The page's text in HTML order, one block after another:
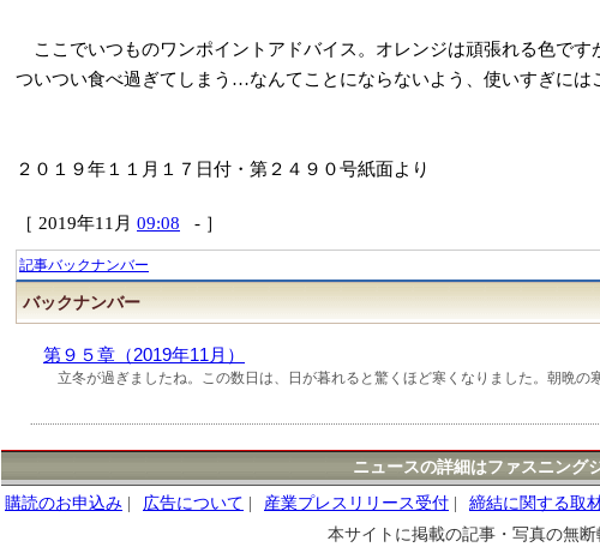
ここでいつものワンポイントアドバイス。オレンジは頑張れる色で
ついつい食べ過ぎてしまう…なんてことにならないよう、使いすぎには
２０１９年１１月１７日付・第２４９０号紙面より
［ 2019年11月 09:08 - ］
記事バックナンバー
バックナンバー
第９５章（2019年11月）
立冬が過ぎましたね。この数日は、日が暮れると驚くほど寒くなりました。朝晩の
ニュースの詳細はファスニング
購読のお申込み
広告について 産業プレスリリース受付 締結に関する取
本サイトに掲載の記事・写真の無